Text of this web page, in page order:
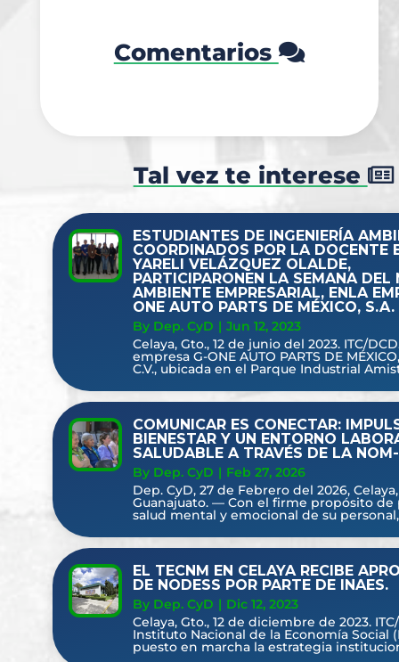
Comentarios
Tal vez te interese
ESTUDIANTES DE INGENIERÍA
COORDINADOS POR LA DOCENTE
YARELI VELÁZQUEZ OLALDE,
PARTICIPARONEN LA SEMANA DEL
AMBIENTE EMPRESARIAL, ENLA
ONE AUTO PARTS DE MÉXICO, S.A.
By Dep. CyD | Jun 12, 2023
Celaya, Gto., 12 de junio del 2023. ITC/
empresa G-ONE AUTO PARTS DE
C.V., ubicada en el Parque Industrial
COMUNICAR ES CONECTAR:
BIENESTAR Y UN ENTORNO
SALUDABLE A TRAVÉS DE LA
By Dep. CyD | Feb 27, 2026
Dep. CyD, 27 de Febrero del 2026, Celaya,
Guanajuato. — Con el firme propósito de
salud mental y emocional de su personal,
EL TECNM EN CELAYA RECIBE
DE NODESS POR PARTE DE INAES.
By Dep. CyD | Dic 12, 2023
Celaya, Gto., 12 de diciembre de 2023.
Instituto Nacional de la Economía Social
puesto en marcha la estrategia